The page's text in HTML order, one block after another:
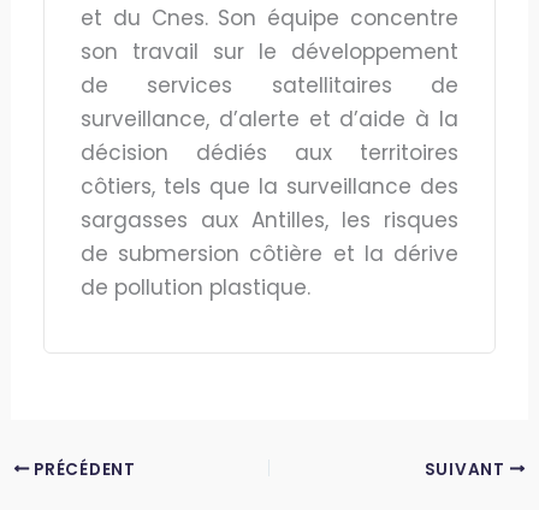
et du Cnes. Son équipe concentre
son travail sur le développement
de services satellitaires de
surveillance, d’alerte et d’aide à la
décision dédiés aux territoires
côtiers, tels que la surveillance des
sargasses aux Antilles, les risques
de submersion côtière et la dérive
de pollution plastique.
PRÉCÉDENT SUIVANT